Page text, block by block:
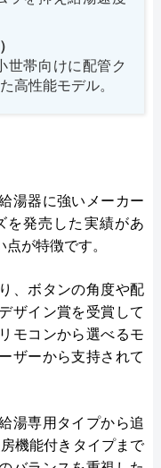
世帯向けに配管ク
高性能モデル。
湯器に強いメーカー
を発売した実績があ
が特徴です。
、ボタンの角度や配
ザイン賞を受賞して
モコンから選べるモ
ザーから支持されて
湯専用タイプから追
機能付きタイプまで